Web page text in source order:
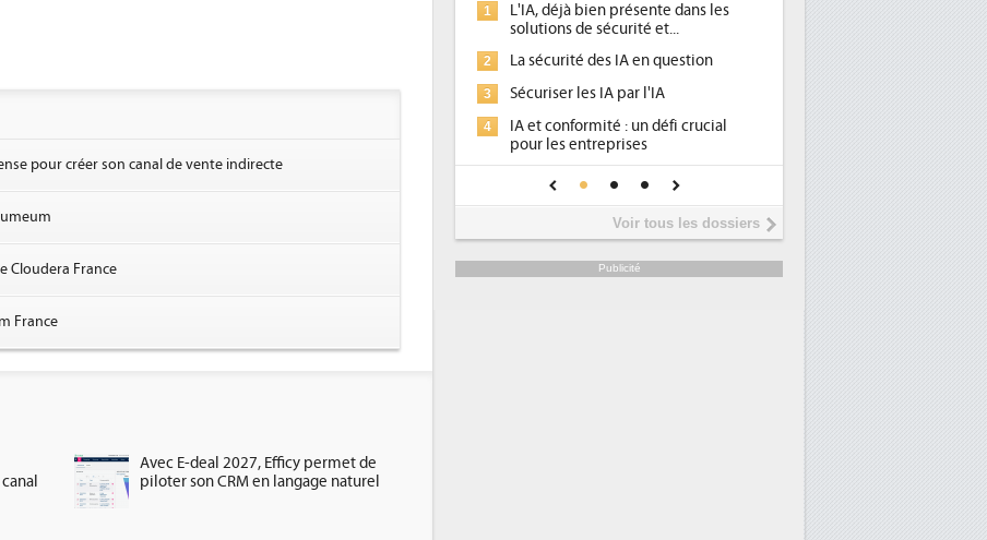
pour créer son canal de vente indirecte
Cloudera France
France
Avec E-deal 2027, Efficy permet de
piloter son CRM en langage naturel
L'IA, déjà bien présente dans les
solutions de sécurité et...
La sécurité des IA en question
Sécuriser les IA par l'IA
IA et conformité : un défi crucial
pour les entreprises
Une IA de confiance pour une IA
Phocea DC dans les cordes
Interview de Fabrice Coquio,
président de Digital Realty...
6
Trimestriels IBM : L'activité
soutient les...
Voir tous les dossiers
Publicité